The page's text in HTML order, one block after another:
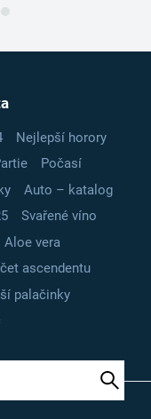
Nejlepší horory
Počasí
Auto – katalog
Svařené víno
Aloe vera
ascendentu
palačinky